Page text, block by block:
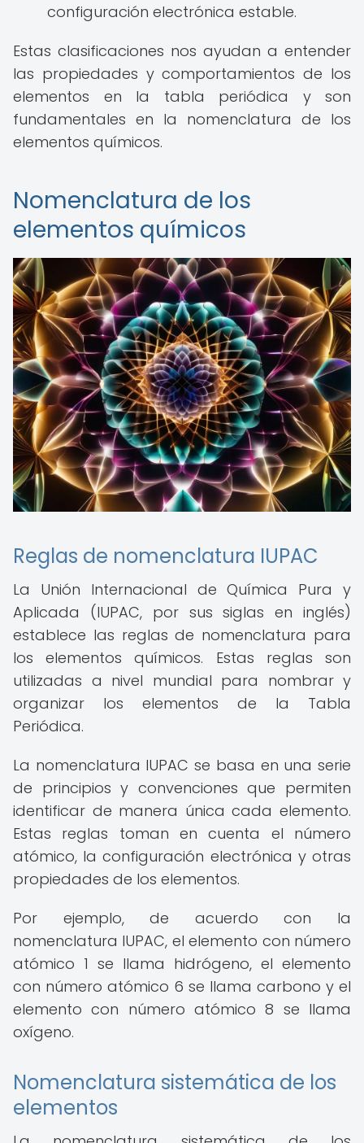
configuración electrónica estable.
Estas clasificaciones nos ayudan a entender
las propiedades y comportamientos de los
elementos en la tabla periódica y son
fundamentales en la nomenclatura de los
elementos químicos.
Nomenclatura de los
elementos químicos
Reglas de nomenclatura IUPAC
La Unión Internacional de Química Pura y
Aplicada (IUPAC, por sus siglas en inglés)
establece las reglas de nomenclatura para
los elementos químicos. Estas reglas son
utilizadas a nivel mundial para nombrar y
organizar los elementos de la Tabla
Periódica.
La nomenclatura IUPAC se basa en una serie
de principios y convenciones que permiten
identificar de manera única cada elemento.
Estas reglas toman en cuenta el número
atómico, la configuración electrónica y otras
propiedades de los elementos.
Por ejemplo, de acuerdo con la
nomenclatura IUPAC, el elemento con número
atómico 1 se llama hidrógeno, el elemento
con número atómico 6 se llama carbono y el
elemento con número atómico 8 se llama
oxígeno.
Nomenclatura sistemática de los
elementos